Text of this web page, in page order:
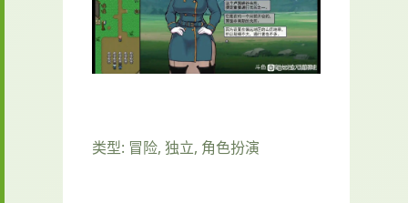
类型: 冒险, 独立, 角色扮演